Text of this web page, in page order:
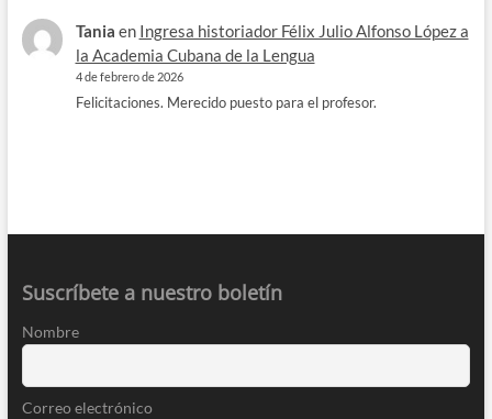
Tania en Ingresa historiador Félix Julio Alfonso López a
la Academia Cubana de la Lengua
4 de febrero de 2026
Felicitaciones. Merecido puesto para el profesor.
Suscríbete a nuestro boletín
Nombre
Correo electrónico